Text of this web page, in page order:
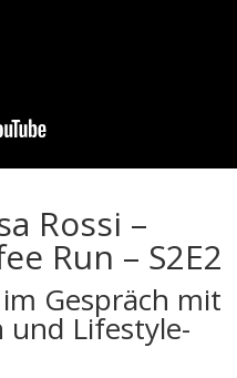
Rossi –
Run – S2E2
Gespräch mit
und Lifestyle-